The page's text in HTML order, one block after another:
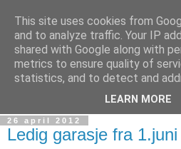
AS Furulund III
Velkommen til
7, 0571 Oslo.
26 april 2012
Ledig garasje fra
This site uses cookies from
and to analyze traffic. Your IP
shared with Google along with
metrics to ensure quality of
statistics, and to detect and
LEARN MORE